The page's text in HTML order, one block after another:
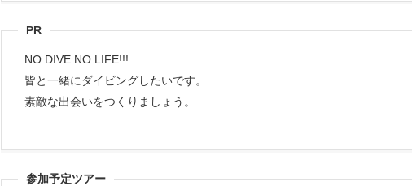
PR
NO DIVE NO LIFE!!!
皆と一緒にダイビングしたいです。
素敵な出会いをつくりましょう。
参加予定ツアー